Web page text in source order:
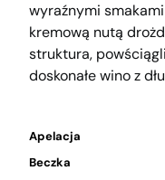
wyraźnymi
kremową nutą
struktura,
doskonałe wino z
Apelacja
Beczka